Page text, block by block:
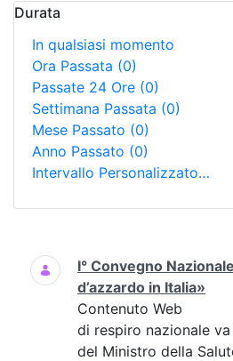
Durata
In qualsiasi momento
Ora Passata (0)
Passate 24 Ore (0)
Settimana Passata (0)
Mese Passato (0)
Anno Passato (0)
Intervallo Personalizzato…
Ricerca
I° Convegno
d’azzardo in Italia»
Contenuto Web
di respiro nazionale
del Ministro della